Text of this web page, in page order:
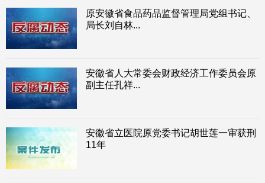
原安徽省食品药品监督管理局党组书记、
局长刘自林...
安徽省人大常委会财政经济工作委员会原
副主任孔祥...
安徽省立医院原党委书记胡世莲一审获刑
11年